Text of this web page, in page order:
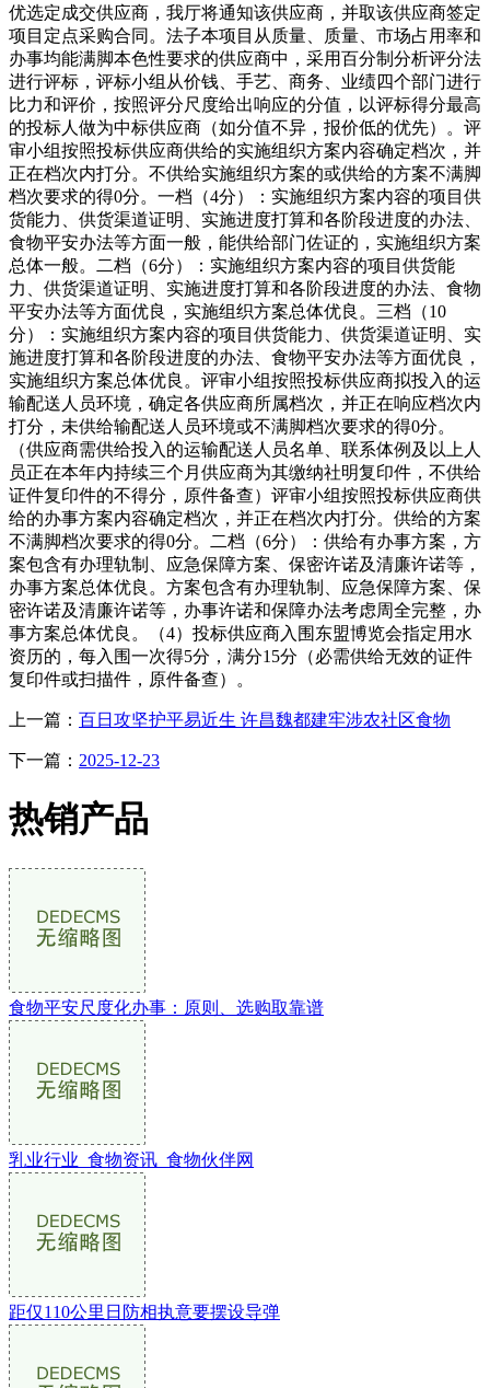
优选定成交供应商，我厅将通知该供应商，并取该供应商签定
项目定点采购合同。法子本项目从质量、质量、市场占用率和
办事均能满脚本色性要求的供应商中，采用百分制分析评分法
进行评标，评标小组从价钱、手艺、商务、业绩四个部门进行
比力和评价，按照评分尺度给出响应的分值，以评标得分最高
的投标人做为中标供应商（如分值不异，报价低的优先）。评
审小组按照投标供应商供给的实施组织方案内容确定档次，并
正在档次内打分。不供给实施组织方案的或供给的方案不满脚
档次要求的得0分。一档（4分）：实施组织方案内容的项目供
货能力、供货渠道证明、实施进度打算和各阶段进度的办法、
食物平安办法等方面一般，能供给部门佐证的，实施组织方案
总体一般。二档（6分）：实施组织方案内容的项目供货能
力、供货渠道证明、实施进度打算和各阶段进度的办法、食物
平安办法等方面优良，实施组织方案总体优良。三档（10
分）：实施组织方案内容的项目供货能力、供货渠道证明、实
施进度打算和各阶段进度的办法、食物平安办法等方面优良，
实施组织方案总体优良。评审小组按照投标供应商拟投入的运
输配送人员环境，确定各供应商所属档次，并正在响应档次内
打分，未供给输配送人员环境或不满脚档次要求的得0分。
（供应商需供给投入的运输配送人员名单、联系体例及以上人
员正在本年内持续三个月供应商为其缴纳社明复印件，不供给
证件复印件的不得分，原件备查）评审小组按照投标供应商供
给的办事方案内容确定档次，并正在档次内打分。供给的方案
不满脚档次要求的得0分。二档（6分）：供给有办事方案，方
案包含有办理轨制、应急保障方案、保密许诺及清廉许诺等，
办事方案总体优良。方案包含有办理轨制、应急保障方案、保
密许诺及清廉许诺等，办事许诺和保障办法考虑周全完整，办
事方案总体优良。（4）投标供应商入围东盟博览会指定用水
资历的，每入围一次得5分，满分15分（必需供给无效的证件
复印件或扫描件，原件备查）。
上一篇： 百日攻坚护平易近生 许昌魏都建牢涉农社区食物
下一篇： 2025-12-23
热销产品
食物平安尺度化办事：原则、选购取靠谱
乳业行业_食物资讯_食物伙伴网
距仅110公里日防相执意要摆设导弹